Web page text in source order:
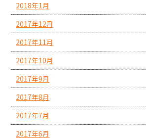
2018年1月
2017年12月
2017年11月
2017年10月
2017年9月
2017年8月
2017年7月
2017年6月